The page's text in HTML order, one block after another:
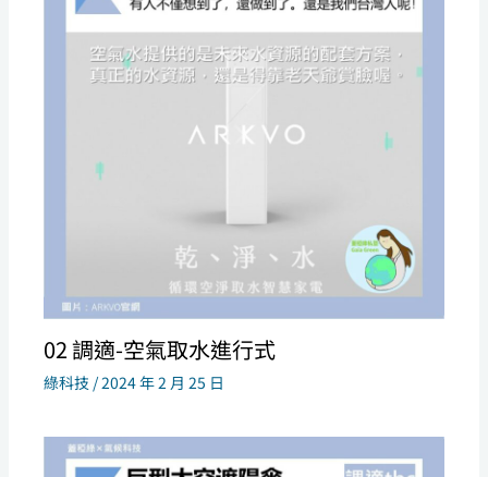
02 調適-空氣取水進行式
綠科技 /2024 年 2 月 25 日